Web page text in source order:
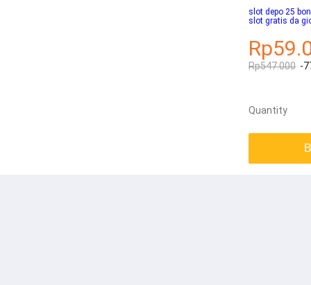
slot depo 25
slot gratis da
Rp547.000 -
Quantity